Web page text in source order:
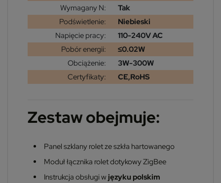
Wymagany N:
Tak
Podświetlenie:
Niebieski
Napięcie pracy:
110-240V AC
Pobór energii:
≤0.02W
Obciążenie:
3W-300W
Certyfikaty:
CE,RoHS
Zestaw obejmuje:
Panel szklany rolet ze szkła hartowanego
Moduł łącznika rolet dotykowy ZigBee
Instrukcja obsługi w języku polskim